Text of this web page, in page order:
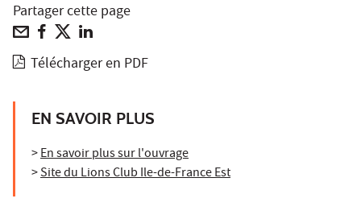
Partager cette page
Télécharger en PDF
EN SAVOIR PLUS
>En savoir plus sur l'ouvrage
>Site du Lions Club Ile-de-France Est